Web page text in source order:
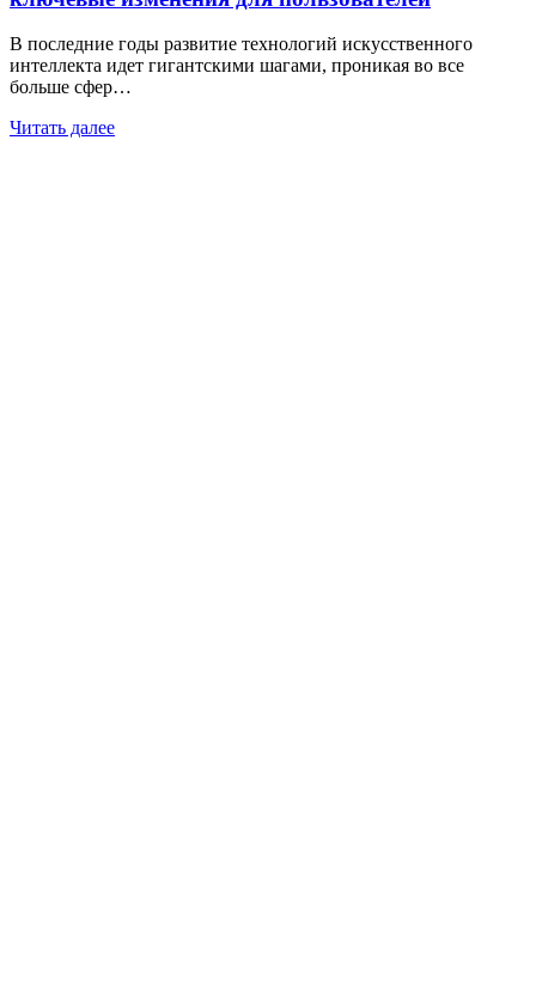
В последние годы развитие технологий искусственного
интеллекта идет гигантскими шагами, проникая во все
больше сфер…
Читать далее